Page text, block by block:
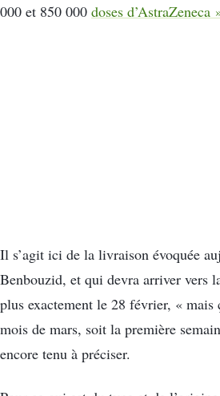
000 et 850 000 doses d’AstraZeneca
Il s’agit ici de la livraison évoquée
Benbouzid, et qui devra arriver vers
plus exactement le 28 février, « mais
mois de mars, soit la première
encore tenu à préciser.